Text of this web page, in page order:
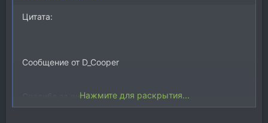
Цитата:
Сообщение от D_Cooper
Спасибо за видео!
Очень приятно, что до многих моментов допёр сам ))
Нажмите для раскрытия...